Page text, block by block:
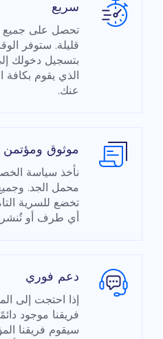
سريع
تحصل على جميع
قليلة. ستوفر
بتسجيل دخولك
الذي يقوم بكافة
عنك.
موثوق ومؤتمن
نأخذ سياسة
محمل الجد.
تخضع للسرية
أي طرف أو
دعم فوري
إذا احتجت إلى
فريقنا موجود
سيقوم فريقنا